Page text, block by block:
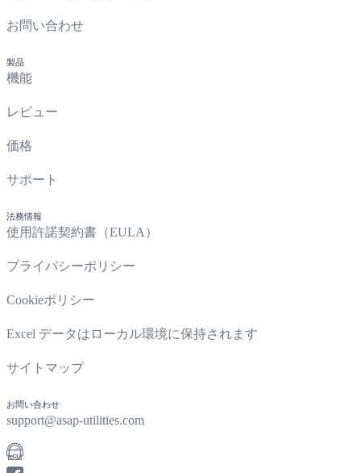
お問い合わせ
製品
機能
レビュー
価格
サポート
法務情報
使用許諾契約書（EULA）
プライバシーポリシー
Cookieポリシー
Excel データはローカル環境に保持されます
サイトマップ
お問い合わせ
support@asap-utilities.com